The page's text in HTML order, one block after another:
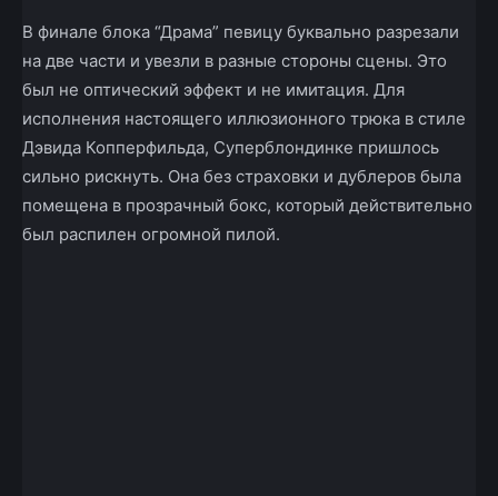
В финале блока “Драма” певицу буквально разрезали
на две части и увезли в разные стороны сцены. Это
был не оптический эффект и не имитация. Для
исполнения настоящего иллюзионного трюка в стиле
Дэвида Копперфильда, Суперблондинке пришлось
сильно рискнуть. Она без страховки и дублеров была
помещена в прозрачный бокс, который действительно
был распилен огромной пилой.